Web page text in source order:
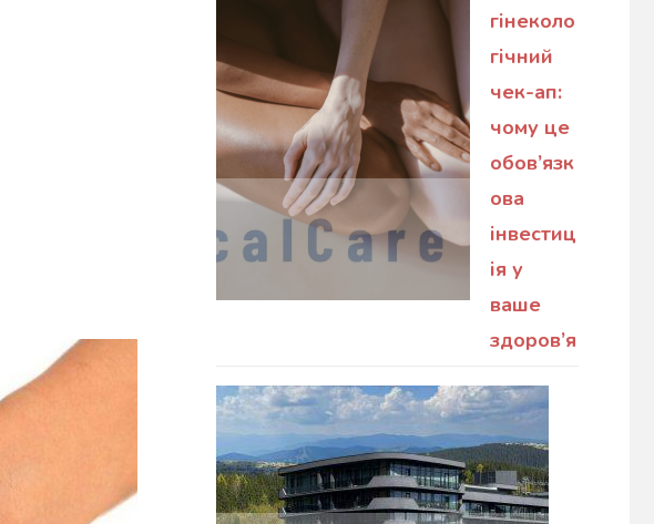
гінеколо
гічний
чек-ап:
чому це
обов’язк
ова
інвестиц
ія у
ваше
здоров’я